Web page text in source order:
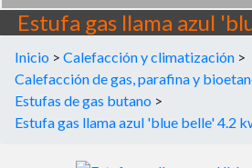
Estufa gas llama azul
Inicio > Calefacción y climatización >
Calefacción de gas, parafina y
Estufas de gas butano >
Estufa gas llama azul 'blue belle' 4.2